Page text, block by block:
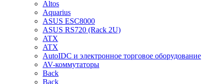
Altos
Aquarius
ASUS ESC8000
ASUS RS720 (Rack 2U)
ATX
ATX
AutoIDC и электронное торговое оборудование
AV-коммутаторы
Back
Back